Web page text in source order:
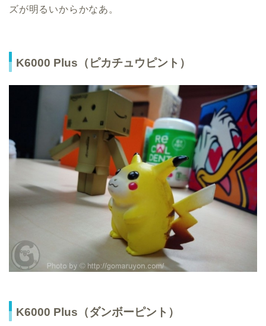
ズが明るいからかなあ。
K6000 Plus（ピカチュウピント）
K6000 Plus（ダンボーピント）